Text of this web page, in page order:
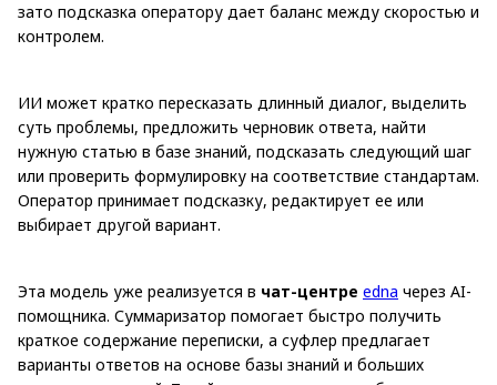
зато подсказка оператору дает баланс между скоростью и
контролем.
ИИ может кратко пересказать длинный диалог, выделить
суть проблемы, предложить черновик ответа, найти
нужную статью в базе знаний, подсказать следующий шаг
или проверить формулировку на соответствие стандартам.
Оператор принимает подсказку, редактирует ее или
выбирает другой вариант.
Эта модель уже реализуется в чат-центре edna через AI-
помощника. Суммаризатор помогает быстро получить
краткое содержание переписки, а суфлер предлагает
варианты ответов на основе базы знаний и больших